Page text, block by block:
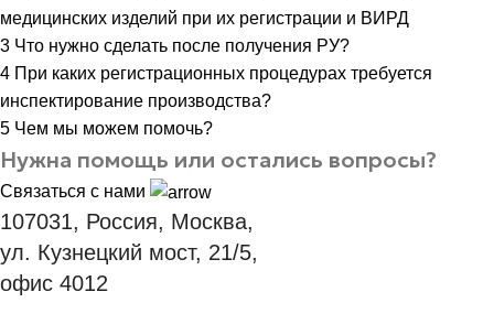
медицинских изделий при их регистрации и ВИРД
3 Что нужно сделать после получения РУ?
4 При каких регистрационных процедурах требуется
инспектирование производства?
5 Чем мы можем помочь?
Нужна помощь или остались вопросы?
Связаться с нами
107031, Россия, Москва,
ул. Кузнецкий мост, 21/5,
офис 4012